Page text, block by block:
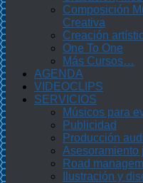
Composición
Creativa
Creación
One To One
Más Cursos…
AGENDA
VIDEOCLIPS
SERVICIOS
Músicos para
Publicidad
Producción
Asesoramiento
Road
Ilustración y